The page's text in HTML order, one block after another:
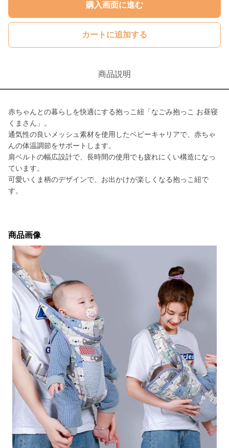
購入画面に進む
カートに追加する
商品説明
赤ちゃんとの暮らしを快適にする抱っこ紐「なごみ抱っこ お昼寝
くまさん」。
通気性の良いメッシュ素材を使用したベビーキャリアで、赤ちゃ
んの体温調節をサポートします。
肩ベルトの幅広設計で、長時間の使用でも疲れにくい構造になっ
ています。
可愛いくま柄のデザインで、お出かけが楽しくなる抱っこ紐で
す。
商品画像